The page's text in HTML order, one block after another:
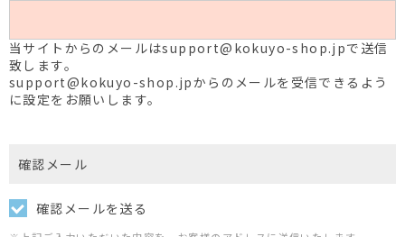
当サイトからのメールはsupport@kokuyo-shop.jpで送信
致します。
support@kokuyo-shop.jpからのメールを受信できるよう
に設定をお願いします。
確認メール
確認メールを送る